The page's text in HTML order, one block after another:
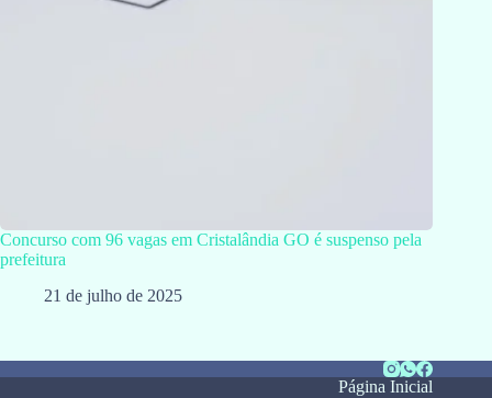
Concurso com 96 vagas em Cristalândia GO é suspenso pela
prefeitura
21 de julho de 2025
Página Inicial